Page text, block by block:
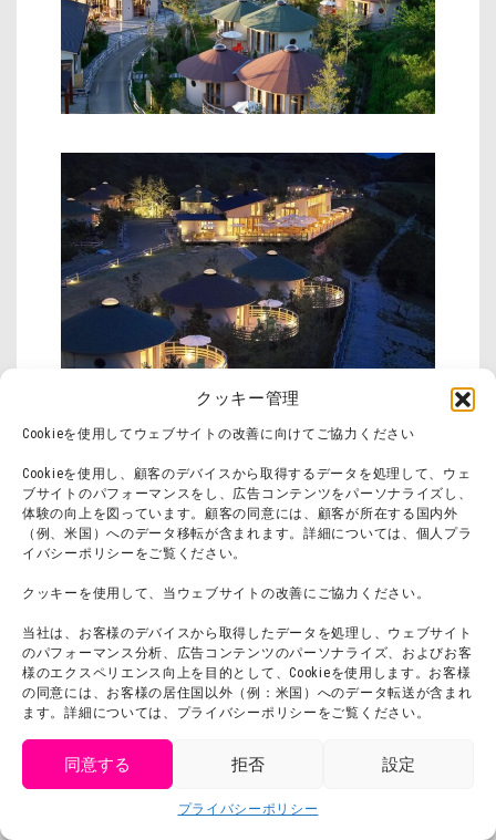
クッキー管理
Cookieを使用してウェブサイトの改善に向けてご協力ください
Cookieを使用し、顧客のデバイスから取得するデータを処理して、ウェ
ブサイトのパフォーマンスをし、広告コンテンツをパーソナライズし、
体験の向上を図っています。顧客の同意には、顧客が所在する国内外
（例、米国）へのデータ移転が含まれます。詳細については、個人プラ
イバシーポリシーをご覧ください。
クッキーを使用して、当ウェブサイトの改善にご協力ください。
当社は、お客様のデバイスから取得したデータを処理し、ウェブサイト
のパフォーマンス分析、広告コンテンツのパーソナライズ、およびお客
様のエクスペリエンス向上を目的として、Cookieを使用します。お客様
の同意には、お客様の居住国以外（例：米国）へのデータ転送が含まれ
ます。詳細については、プライバシーポリシーをご覧ください。
同意する 拒否 設定
プライバシーポリシー
【お食事】
兵庫県ひょうご「食」担当参与である山下春
して朝廷に食材を納めてきた食の宝庫である
淡路島の食材にこだわった料理をご堪能いた
だけます。
＜ご夕食＞